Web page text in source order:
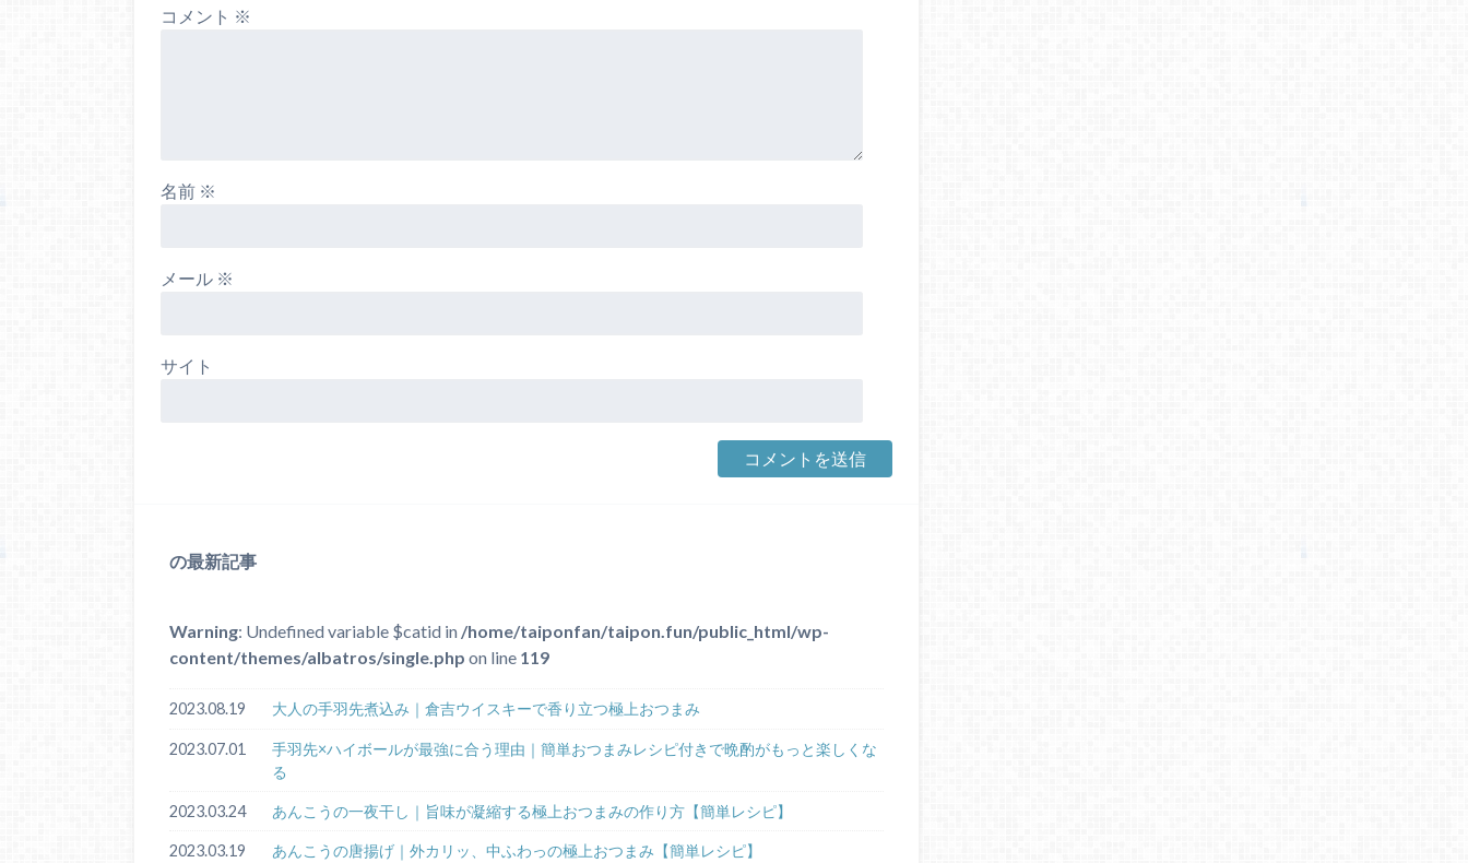
コメント ※
名前 ※
メール ※
サイト
の最新記事
Warning: Undefined variable $catid in /home/taiponfan/taipon.fun/public_html/wp-
content/themes/albatros/single.php on line 119
2023.08.19 大人の手羽先煮込み｜倉吉ウイスキーで香り立つ極上おつまみ
2023.07.01
手羽先×ハイボールが最強に合う理由｜簡単おつまみレシピ付きで晩酌がもっと楽しくな
る
2023.03.24 あんこうの一夜干し｜旨味が凝縮する極上おつまみの作り方【簡単レシピ】
2023.03.19 あんこうの唐揚げ｜外カリッ、中ふわっの極上おつまみ【簡単レシピ】